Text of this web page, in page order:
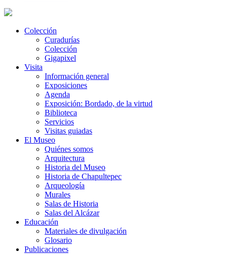
Colección
Curadurías
Colección
Gigapixel
Visita
Información general
Exposiciones
Agenda
Exposición: Bordado, de la virtud
Biblioteca
Servicios
Visitas guiadas
El Museo
Quiénes somos
Arquitectura
Historia del Museo
Historia de Chapultepec
Arqueología
Murales
Salas de Historia
Salas del Alcázar
Educación
Materiales de divulgación
Glosario
Publicaciones